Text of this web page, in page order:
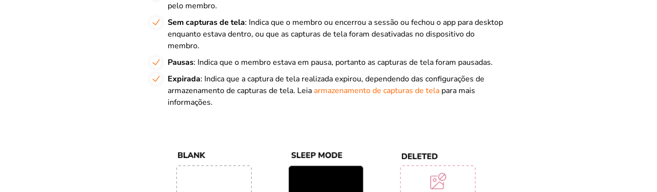
pelo membro.
Sem capturas de tela: Indica que o membro ou encerrou a sessão ou fechou o app para desktop
enquanto estava dentro, ou que as capturas de tela foram desativadas no dispositivo do
membro.
Pausas: Indica que o membro estava em pausa, portanto as capturas de tela foram pausadas.
Expirada: Indica que a captura de tela realizada expirou, dependendo das configurações de
armazenamento de capturas de tela. Leiaarmazenamento de capturas de tela para mais
informações.